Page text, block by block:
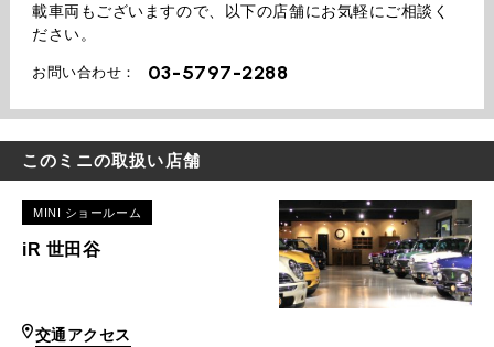
載車両もございますので、以下の店舗にお気軽にご相談く
ださい。
お問い合わせ： 03-5797-2288
このミニの取扱い店舗
MINI ショールーム
iR 世田谷
交通アクセス